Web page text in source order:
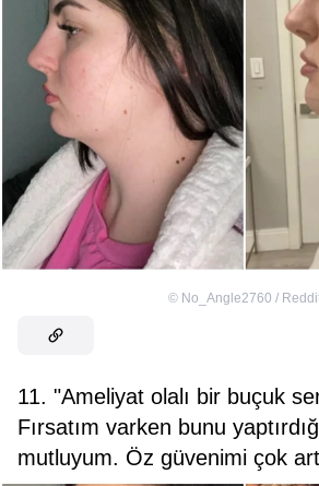
© No_Angle2760 /
11. "Ameliyat olalı bir buçuk
Fırsatım varken bunu
mutluyum. Öz güvenimi çok